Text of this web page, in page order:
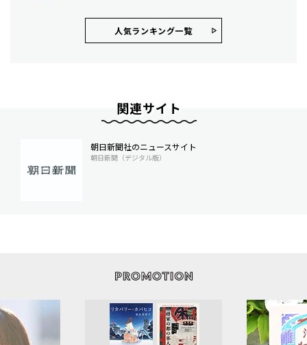
人気ランキング⼀覧
関連サイト
朝日新聞社のニュースサイト
朝日新聞（デジタル版）